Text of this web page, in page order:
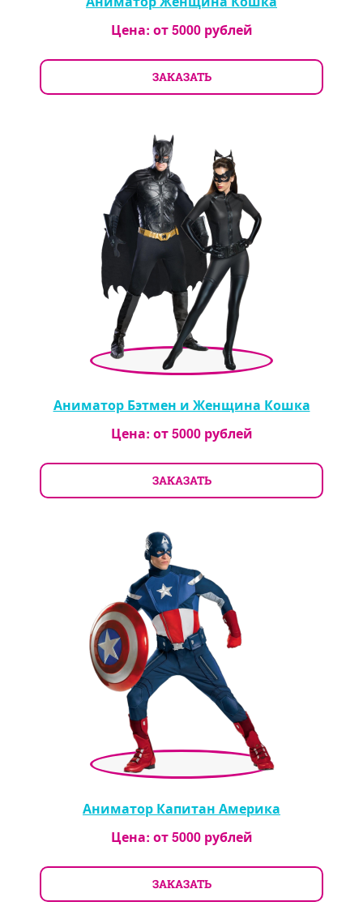
Цена: от5000рублей
ЗАКАЗАТЬ
Аниматор Бэтмен и Женщина Кошка
Цена: от5000рублей
ЗАКАЗАТЬ
Аниматор Капитан Америка
Цена: от5000рублей
ЗАКАЗАТЬ